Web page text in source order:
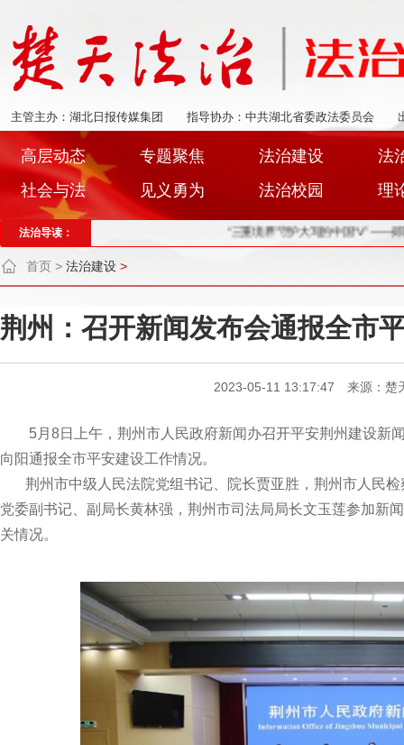
主管主办：湖北日报传媒集团 指导协办：中共湖北省委政法委员会
高层动态 专题聚焦 法治建设
法
社会与法
见义勇为 法治校园 理
法治导读： “三重境界”守护大写的中国“V” ——郧阳检察助力南水北调中
首页 > 法治建设 >
荆州：召开新闻发布会通报全市
2023-05-11 13:17:47 来源：楚
5月8日上午，荆州市人民政府新闻办召开平安荆州建设新
向阳通报全市平安建设工作情况。
荆州市中级人民法院党组书记、院长贾亚胜，荆州市人民检
党委副书记、副局长黄林强，荆州市司法局局长文玉莲参加新
关情况。